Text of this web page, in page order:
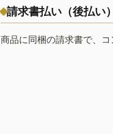
請求書払い（後払い）
商品に同梱の請求書で、